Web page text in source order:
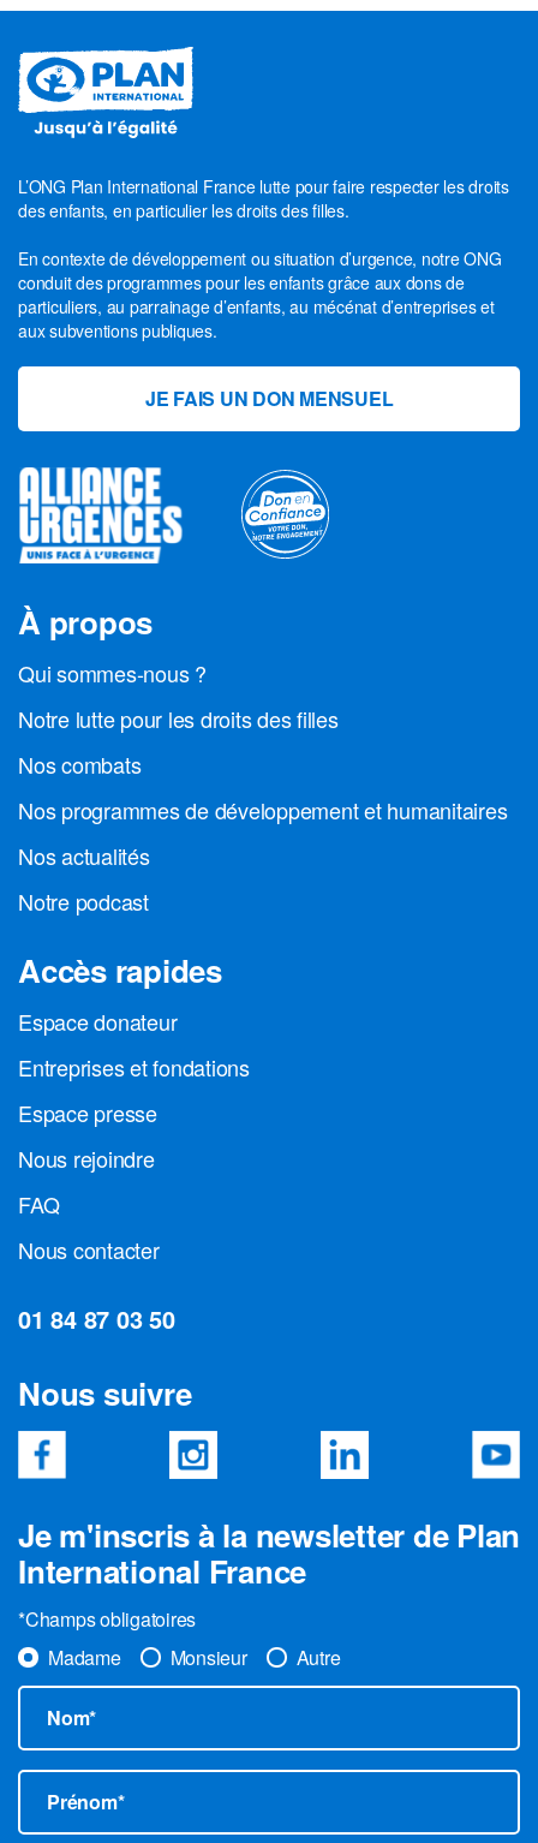
L’ONG Plan International France lutte pour faire respecter les droits
des enfants, en particulier les droits des filles.
En contexte de développement ou situation d’urgence, notre ONG
conduit des programmes pour les enfants grâce aux dons de
particuliers, au parrainage d’enfants, au mécénat d’entreprises et
aux subventions publiques.
JE FAIS UN DON MENSUEL
À propos
Qui sommes-nous ?
Notre lutte pour les droits des filles
Nos combats
Nos programmes de développement et humanitaires
Nos actualités
Notre podcast
Accès rapides
Espace donateur
Entreprises et fondations
Espace presse
Nous rejoindre
FAQ
Nous contacter
01 84 87 03 50
Nous suivre
Je m'inscris à la newsletter de Plan
International France
*Champs obligatoires
Madame
Monsieur Autre
Nom*
Prénom*